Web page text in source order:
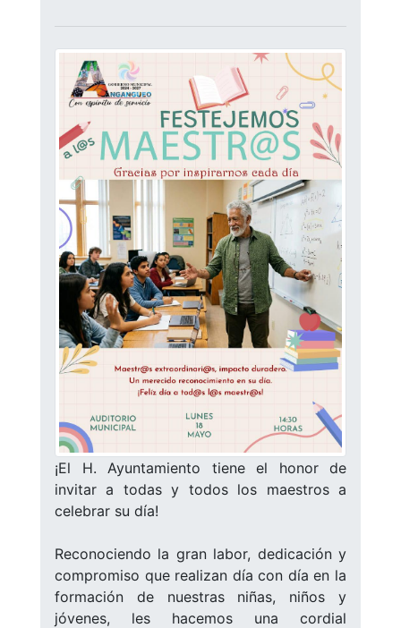
¡El H. Ayuntamiento tiene el honor de
invitar a todas y todos los maestros a
celebrar su día!
Reconociendo la gran labor, dedicación y
compromiso que realizan día con día en la
formación de nuestras niñas, niños y
jóvenes, les hacemos una cordial